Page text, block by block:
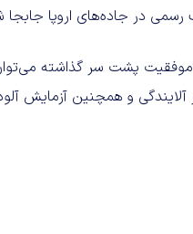
در جاده‌های اروپا جابجا
موفقیت پشت سر گذاشته
و همچنین آزمایش